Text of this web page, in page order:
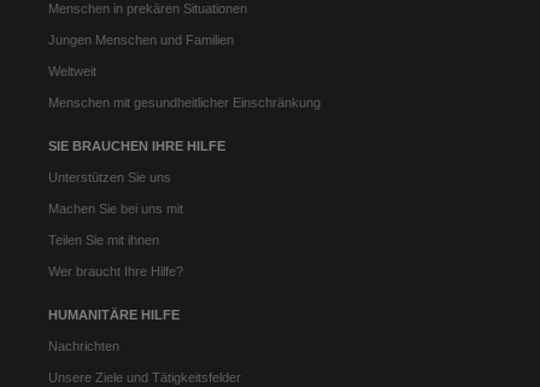
Menschen in prekären Situationen
Jungen Menschen und Familien
Weltweit
Menschen mit gesundheitlicher Einschränkung
SIE BRAUCHEN IHRE HILFE
Unterstützen Sie uns
Machen Sie bei uns mit
Teilen Sie mit ihnen
Wer braucht Ihre Hilfe?
HUMANITÄRE HILFE
Nachrichten
Unsere Ziele und Tätigkeitsfelder